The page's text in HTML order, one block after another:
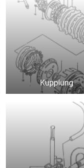
Kupplung